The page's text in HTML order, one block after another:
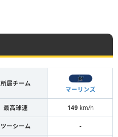
所属チーム
マーリンズ
最高球速 149km/h
ツーシーム -